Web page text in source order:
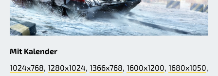
Mit Kalender
1024x768, 1280x1024, 1366x768, 1600x1200, 1680x1050,